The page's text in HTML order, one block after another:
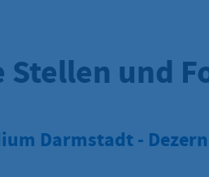
Stellen und
Darmstadt -